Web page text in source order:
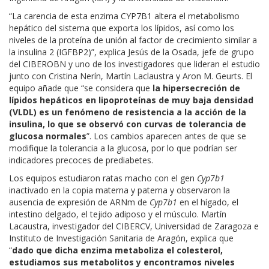
“La carencia de esta enzima CYP7B1 altera el metabolismo
hepático del sistema que exporta los lípidos, así como los
niveles de la proteína de unión al factor de crecimiento similar a
la insulina 2 (IGFBP2)”, explica Jesús de la Osada, jefe de grupo
del CIBEROBN y uno de los investigadores que lideran el estudio
junto con Cristina Nerín, Martín Laclaustra y Aron M. Geurts. El
equipo añade que “se considera que la hipersecreción de
lípidos hepáticos en lipoproteínas de muy baja densidad
(VLDL) es un fenómeno de resistencia a la acción de la
insulina, lo que se observó con curvas de tolerancia de
glucosa normales”. Los cambios aparecen antes de que se
modifique la tolerancia a la glucosa, por lo que podrían ser
indicadores precoces de prediabetes.
Los equipos estudiaron ratas macho con el gen Cyp7b1
inactivado en la copia materna y paterna y observaron la
ausencia de expresión de ARNm de Cyp7b1 en el hígado, el
intestino delgado, el tejido adiposo y el músculo. Martín
Lacaustra, investigador del CIBERCV, Universidad de Zaragoza e
Instituto de Investigación Sanitaria de Aragón, explica que
“dado que dicha enzima metaboliza el colesterol,
estudiamos sus metabolitos y encontramos niveles